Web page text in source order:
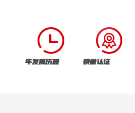
年发展历程 荣誉认证